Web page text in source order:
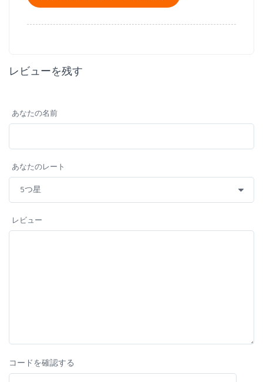
レビューを残す
あなたの名前
あなたのレート
レビュー
コードを確認する